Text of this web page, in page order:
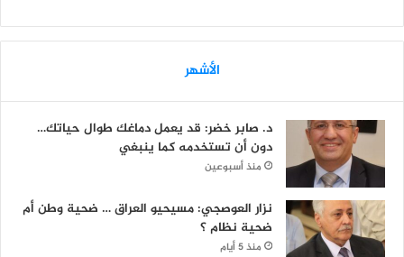
الأشهر
د. صابر خضر: قد يعمل دماغك طوال حياتك…
دون أن تستخدمه كما ينبغي
منذ أسبوعين
نزار العوصجي: مسيحيو العراق … ضحية وطن أم
ضحية نظام ؟
منذ 5 أيام